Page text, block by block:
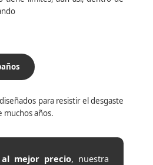
para resistir el desgaste
años.
mejor precio, nuestra